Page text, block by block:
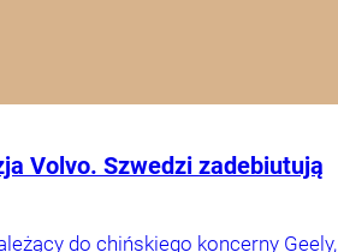
Volvo. Szwedzi zadebiutują
do chińskiego koncerny Geely,